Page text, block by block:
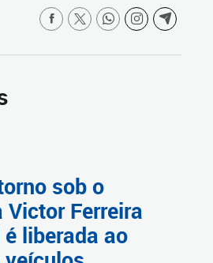
sob o
Ferreira
liberada ao